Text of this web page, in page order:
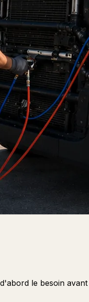
le besoin